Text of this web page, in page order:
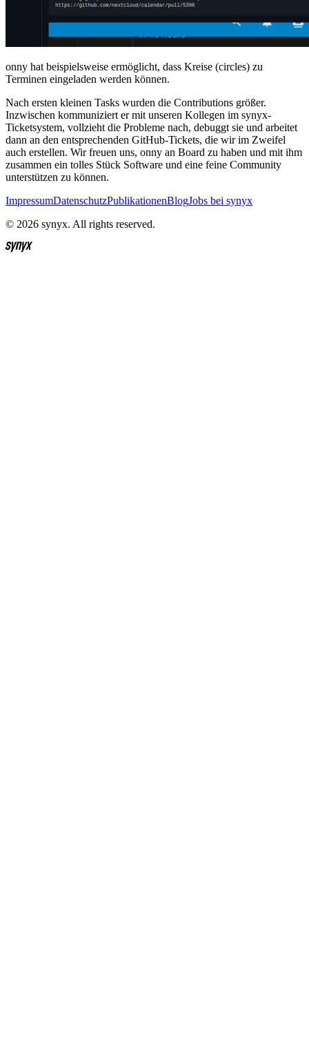
onny hat beispielsweise ermöglicht, dass Kreise (circles) zu
Terminen eingeladen werden können.
Nach ersten kleinen Tasks wurden die Contributions größer.
Inzwischen kommuniziert er mit unseren Kollegen im synyx-
Ticketsystem, vollzieht die Probleme nach, debuggt sie und arbeitet
dann an den entsprechenden GitHub-Tickets, die wir im Zweifel
auch erstellen. Wir freuen uns, onny an Board zu haben und mit ihm
zusammen ein tolles Stück Software und eine feine Community
unterstützen zu können.
ImpressumDatenschutzPublikationenBlogJobs bei synyx
© 2026 synyx. All rights reserved.